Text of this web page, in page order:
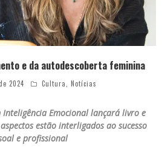
e da autodescoberta feminina
2024 Cultura, Notícias
Emocional lançará livro e
estão interligados ao sucesso
e profissional